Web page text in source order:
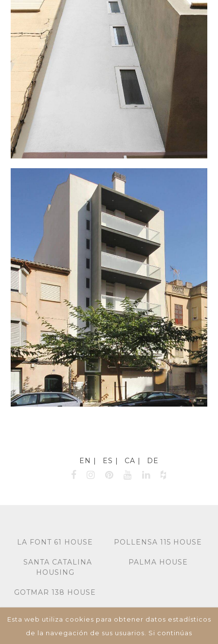
EN ES CA DE
LA FONT 61 HOUSE POLLENSA 115 HOUSE
SANTA CATALINA
HOUSING
PALMA HOUSE
GOTMAR 138 HOUSE
Miquel dels Sants Oliver 7A, Bj-Izq, Palma de
Mallorca, 07013, Islas Baleares, España,
Esta web utiliza cookies para obtener datos estadísticos
de la navegación de sus usuarios. Si continúas